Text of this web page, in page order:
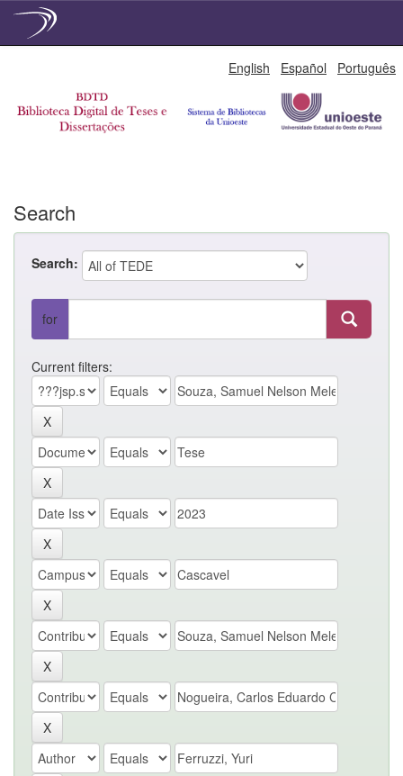
English Español Português
Search
Search:
for
Current filters: